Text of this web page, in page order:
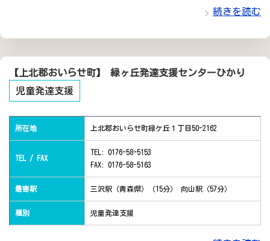
続きを読む
【上北郡おいらせ町】 緑ヶ丘発達支援センターひかり
児童発達支援
所在地 上北郡おいらせ町緑ケ丘１丁目50-2162
TEL / FAX
TEL: 0176-58-5153
FAX: 0176-58-5163
最寄駅 三沢駅（青森県）（15分） 向山駅（57分）
種別 児童発達支援